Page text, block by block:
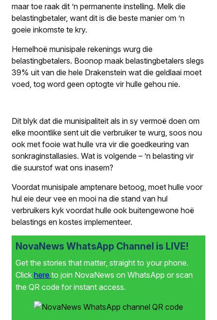
maar toe raak dit ’n permanente instelling. Melk die
belastingbetaler, want dit is die beste manier om ’n
goeie inkomste te kry.
Hemelhoë munisipale rekenings wurg die
belastingbetalers. Boonop maak belastingbetalers slegs
39% uit van die hele Drakenstein wat die geldlaai moet
voed, tog word geen optogte vir hulle gehou nie.
Dit blyk dat die munisipaliteit als in sy vermoë doen om
elke moontlike sent uit die verbruiker te wurg, soos nou
ook met fooie wat hulle vra vir die goedkeuring van
sonkraginstallasies. Wat is volgende – ’n belasting vir
die suurstof wat ons inasem?
Voordat munisipale amptenare betoog, moet hulle voor
hul eie deur vee en mooi na die stand van hul
verbruikers kyk voordat hulle ook buitengewone hoë
belastings en kostes implementeer.
NovaNews WhatsApp Channel is LIVE!
Get the stories that matter, straight to your phone.
Click here to join NovaNews on WhatsApp or scan
the QR code for instant access.